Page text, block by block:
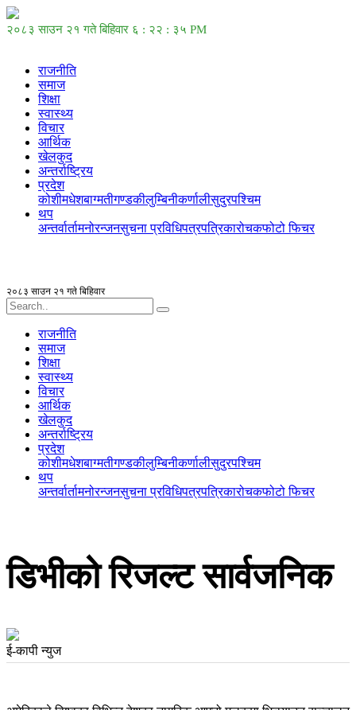
२०८३ साउन २१ गते बिहिवार ६ : २२ : ३६ PM
राजनीति
समाज
शिक्षा
स्वास्थ्य
विचार
आर्थिक
खेलकुद
अन्तर्राष्ट्रिय
प्रदेश
कोशीमधेशबाग्मतीगण्डकीलुम्बिनीकर्णालीसुदुरपश्चिम
थप
अन्तर्वार्तामनोरन्जनसुचना प्रविधिपत्रपत्रिकारोचकफोटो फिचर
२०८३ साउन २१ गते बिहिवार
राजनीति
समाज
शिक्षा
स्वास्थ्य
विचार
आर्थिक
खेलकुद
अन्तर्राष्ट्रिय
प्रदेश
कोशीमधेशबाग्मतीगण्डकीलुम्बिनीकर्णालीसुदुरपश्चिम
थप
अन्तर्वार्तामनोरन्जनसुचना प्रविधिपत्रपत्रिकारोचकफोटो फिचर
डिभीको रिजल्ट सार्वजनिक
ई-कापी न्युज